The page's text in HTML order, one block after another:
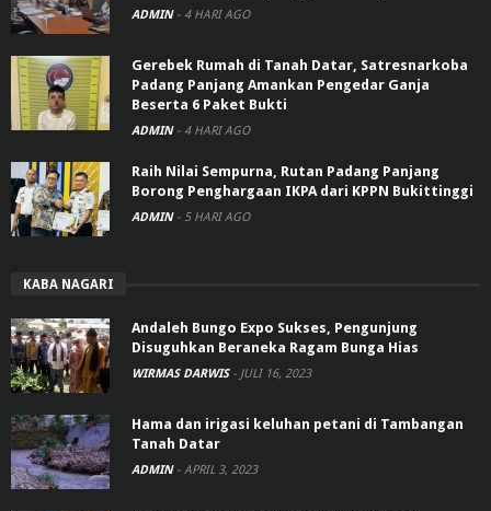
ADMIN - 4 HARI AGO
Gerebek Rumah di Tanah Datar, Satresnarkoba
Padang Panjang Amankan Pengedar Ganja
Beserta 6 Paket Bukti
ADMIN - 4 HARI AGO
Raih Nilai Sempurna, Rutan Padang Panjang
Borong Penghargaan IKPA dari KPPN Bukittinggi
ADMIN - 5 HARI AGO
KABA NAGARI
Andaleh Bungo Expo Sukses, Pengunjung
Disuguhkan Beraneka Ragam Bunga Hias
WIRMAS DARWIS - JULI 16, 2023
Hama dan irigasi keluhan petani di Tambangan
Tanah Datar
ADMIN - APRIL 3, 2023